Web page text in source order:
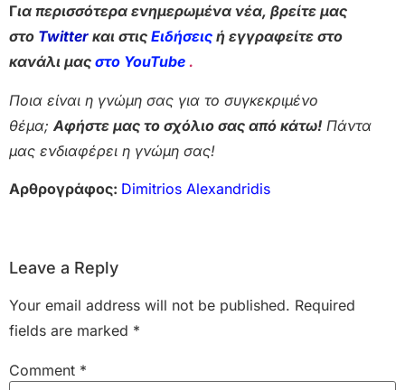
Για περισσότερα ενημερωμένα νέα, βρείτε μας
στο Twitter και στις Ειδήσεις ή εγγραφείτε στο
κανάλι μας στο YouTube .
Ποια είναι η γνώμη σας για το συγκεκριμένο
θέμα; Αφήστε μας το σχόλιο σας από κάτω! Πάντα
μας ενδιαφέρει η γνώμη σας!
Αρθρογράφος: Dimitrios Alexandridis
Leave a Reply
Your email address will not be published. Required
fields are marked *
Comment *